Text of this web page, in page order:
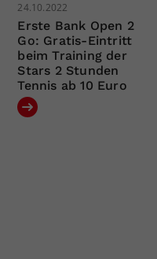
24.10.2022
Erste Bank Open 2
Go: Gratis-Eintritt
beim Training der
Stars 2 Stunden
Tennis ab 10 Euro